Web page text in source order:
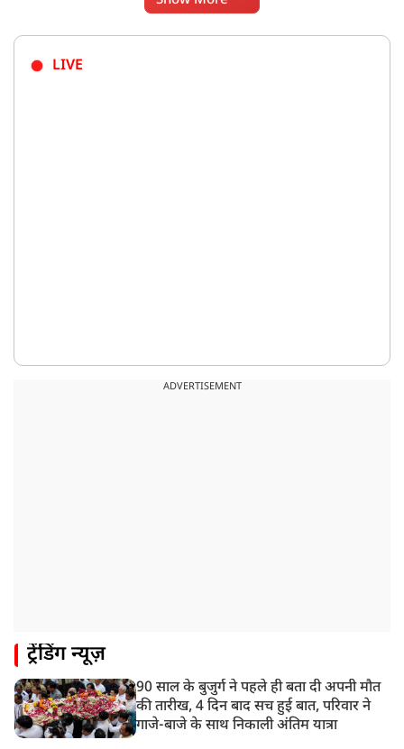
LIVE
ADVERTISEMENT
ट्रेंडिंग न्यूज़
90 साल के बुजुर्ग ने पहले ही बता दी अपनी मौत
की तारीख, 4 दिन बाद सच हुई बात, परिवार ने
गाजे-बाजे के साथ निकाली अंतिम यात्रा